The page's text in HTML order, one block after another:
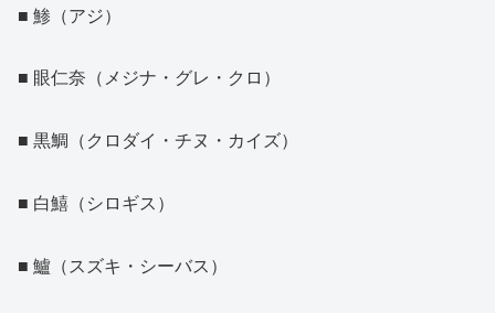
■ 鯵（アジ）
■ 眼仁奈（メジナ・グレ・クロ）
■ 黒鯛（クロダイ・チヌ・カイズ）
■ 白鱚（シロギス）
■ 鱸（スズキ・シーバス）